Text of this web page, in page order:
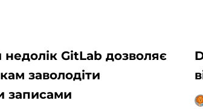
GitLab дозволяє
заволодіти
записами